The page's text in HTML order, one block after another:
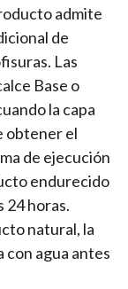
admite
de
Las
Base o
la capa
obtener el
de ejecución
endurecido
24 horas.
natural, la
con agua antes